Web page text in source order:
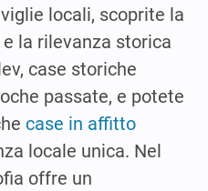
locali, scoprite la
la rilevanza storica
case storiche
passate, e potete
case in affitto
locale unica. Nel
offre un